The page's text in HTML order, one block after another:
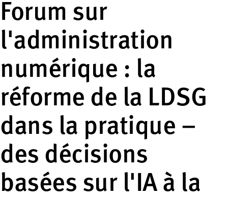
Forum sur
l'administration
numérique : la
réforme de la LDSG
dans la pratique –
des décisions
basées sur l'IA à la